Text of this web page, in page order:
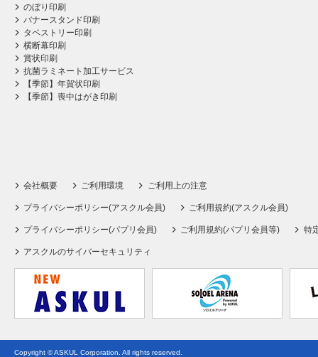
のぼり印刷
バナースタンド印刷
タペストリー印刷
横断幕印刷
賞状印刷
抗菌ラミネート加工サービス
【季節】年賀状印刷
【季節】喪中はがき印刷
会社概要 ご利用環境 ご利用上の注意
プライバシーポリシー(アスクル会員) ご利用規約(アスクル会員)
プライバシーポリシー(パプリ会員) ご利用規約(パプリ会員等) 特
アスクルのサイバーセキュリティ
Copyright © ASKUL Corporation. All rights reserved.